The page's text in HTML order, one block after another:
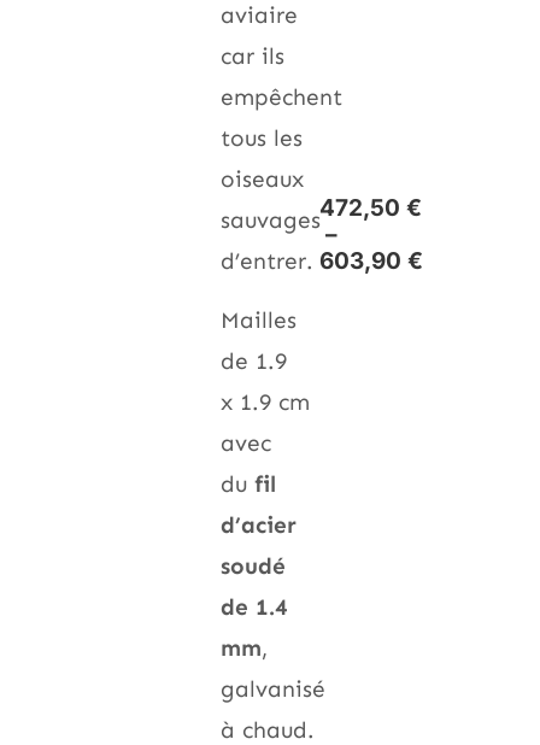
aviaire
car ils
empêchent
tous les
oiseaux
sauvages
d’entrer.
Mailles
de 1.9
x 1.9 cm
avec
dufil
d’acier
soudé
de 1.4
mm,
galvanisé
à chaud.
472,50 €
–
603,90 €